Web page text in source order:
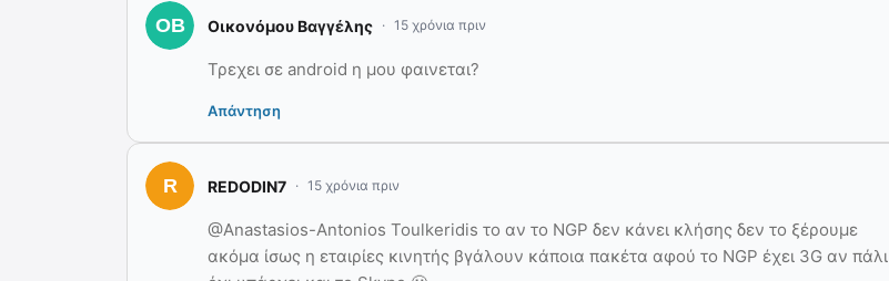
Οικονόμου Βαγγέλης 15 χρόνια πριν
Τρεχει σε android η μου φαινεται?
Απάντηση
REDODIN7 15 χρόνια πριν
@Anastasios-Antonios Toulkeridis το αν το NGP δεν κάνει κλήσης δεν το ξέρουμε
ακόμα ίσως η εταιρίες κινητής βγάλουν κάποια πακέτα αφού το ΝGP έχει 3G αν πάλι